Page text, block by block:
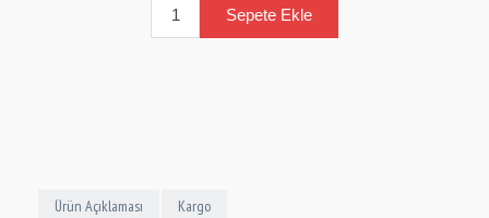
Ürün Açıklaması Kargo